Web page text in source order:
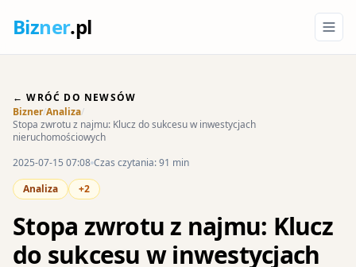
Bizner.pl
← WRÓĆ DO NEWSÓW
Bizner/Analiza/
Stopa zwrotu z najmu: Klucz do sukcesu w inwestycjach
nieruchomościowych
2025-07-15 07:08 Czas czytania: 91 min
Analiza
+2
Stopa zwrotu z najmu: Klucz
do sukcesu w inwestycjach